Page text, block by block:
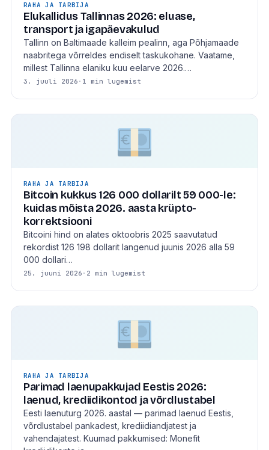
RAHA JA TARBIJA
Elukallidus Tallinnas 2026: eluase,
transport ja igapäevakulud
Tallinn on Baltimaade kalleim pealinn, aga Põhjamaade
naabritega võrreldes endiselt taskukohane. Vaatame,
millest Tallinna elaniku kuu eelarve 2026.…
3. juuli 2026 · 1 min lugemist
RAHA JA TARBIJA
Bitcoin kukkus 126 000 dollarilt 59 000-le:
kuidas mõista 2026. aasta krüpto-
korrektsiooni
Bitcoini hind on alates oktoobris 2025 saavutatud
rekordist 126 198 dollarit langenud juunis 2026 alla 59
000 dollari…
25. juuni 2026 · 2 min lugemist
RAHA JA TARBIJA
Parimad laenupakkujad Eestis 2026:
laenud, krediidikontod ja võrdlustabel
Eesti laenuturg 2026. aastal — parimad laenud Eestis,
võrdlustabel pankadest, krediidiandjatest ja
vahendajatest. Kuumad pakkumised: Monefit